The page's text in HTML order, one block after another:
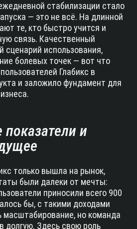
стабилизации стало
— это не всё. На длинной
те, кто быстро учится и
связь. Качественный
сценарий использования,
болевых точек — вот что
Глабикс в
и заложило фундамент для
и
только вышла на рынок,
были далеки от мечты:
приносили всего 900
бы, с такими доходами
масштабирование, но команда
долгую. Здесь свою роль